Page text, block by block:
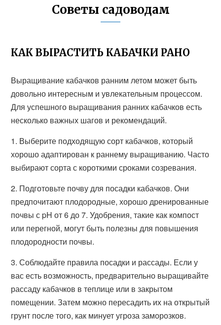
Советы садоводам
КАК ВЫРАСТИТЬ КАБАЧКИ РАНО
Выращивание кабачков ранним летом может быть
довольно интересным и увлекательным процессом.
Для успешного выращивания ранних кабачков есть
несколько важных шагов и рекомендаций.
1. Выберите подходящую сорт кабачков, который
хорошо адаптирован к раннему выращиванию. Часто
выбирают сорта с короткими сроками созревания.
2. Подготовьте почву для посадки кабачков. Они
предпочитают плодородные, хорошо дренированные
почвы с pH от 6 до 7. Удобрения, такие как компост
или перегной, могут быть полезны для повышения
плодородности почвы.
3. Соблюдайте правила посадки и рассады. Если у
вас есть возможность, предварительно выращивайте
рассаду кабачков в теплице или в закрытом
помещении. Затем можно пересадить их на открытый
грунт после того, как минует угроза заморозков.